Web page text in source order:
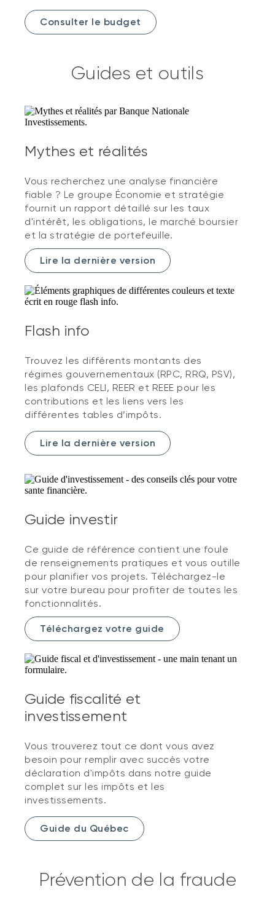
Consulter le budget
Guides et outils
Mythes et réalités
Vous recherchez une analyse financière
fiable ? Le groupe Économie et stratégie
fournit un rapport détaillé sur les taux
d'intérêt, les obligations, le marché boursier
et la stratégie de portefeuille.
Lire la dernière version
Flash info
Trouvez les différents montants des
régimes gouvernementaux (RPC, RRQ, PSV),
les plafonds CELI, REER et REEE pour les
contributions et les liens vers les
différentes tables d’impôts.
Lire la dernière version
Guide investir
Ce guide de référence contient une foule
de renseignements pratiques et vous outille
pour planifier vos projets. Téléchargez-le
sur votre bureau pour profiter de toutes les
fonctionnalités.
Téléchargez votre guide
Guide fiscalité et
investissement
Vous trouverez tout ce dont vous avez
besoin pour remplir avec succès votre
déclaration d'impôts dans notre guide
complet sur les impôts et les
investissements.
Guide du Québec
Prévention de la fraude